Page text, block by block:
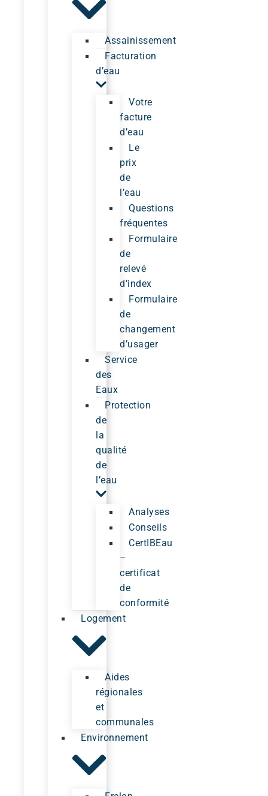
Assainissement
Facturation
d’eau
Votre
facture
d’eau
Le
prix
de
l’eau
Questions
fréquentes
Formulaire
de
relevé
d’index
Formulaire
de
changement
d’usager
Service
des
Eaux
Protection
de
la
qualité
de
l’eau
Analyses
Conseils
CertIBEau
–
certificat
de
conformité
Logement
Aides
régionales
et
communales
Environnement